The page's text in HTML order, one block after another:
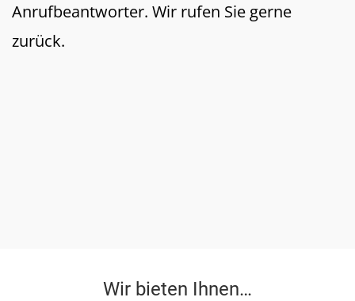
Anrufbeantworter. Wir rufen Sie gerne
zurück.
Wir bieten Ihnen…